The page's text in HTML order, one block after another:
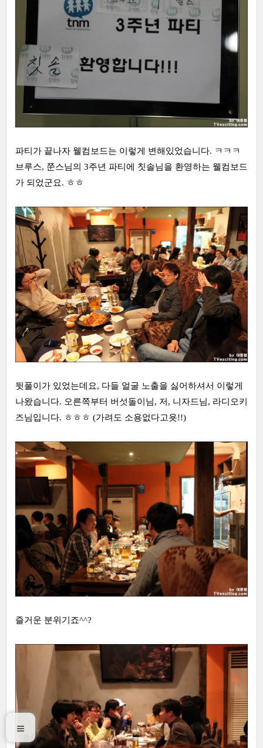
파티가 끝나자 웰컴보드는 이렇게 변해있었습니다. ㅋㅋㅋ
브루스, 쭌스님의 3주년 파티에 칫솔님을 환영하는 웰컴보드
가 되었군요. ㅎㅎ
뒷풀이가 있었는데요, 다들 얼굴 노출을 싫어하셔서 이렇게
나왔습니다. 오른쪽부터 버섯돌이님, 저, 니자드님, 라디오키
즈님입니다. ㅎㅎㅎ (가려도 소용없다고욧!!)
즐거운 분위기죠^^?